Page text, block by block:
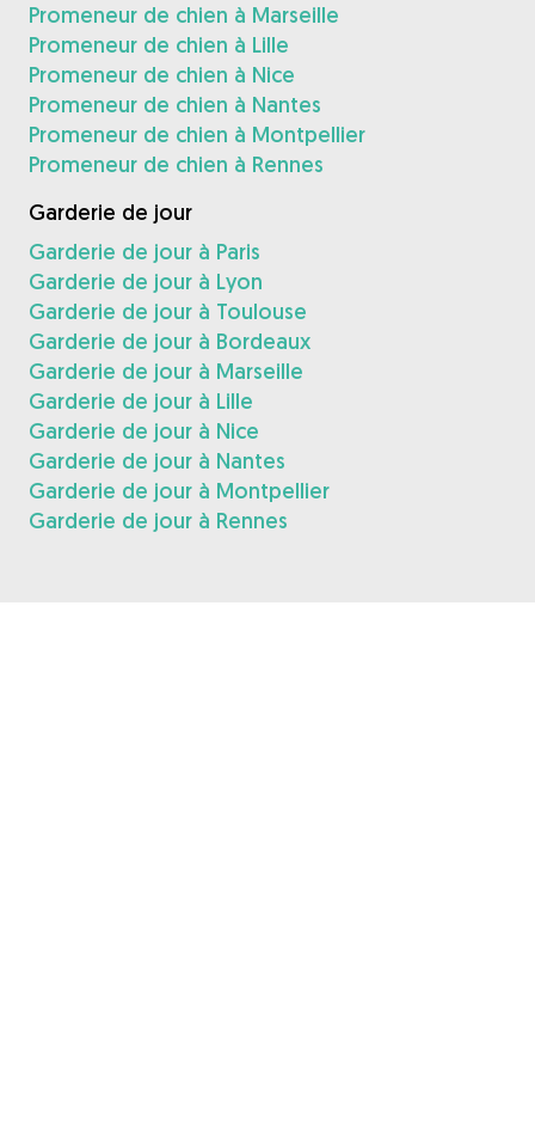
Promeneur de chien à Marseille
Promeneur de chien à Lille
Promeneur de chien à Nice
Promeneur de chien à Nantes
Promeneur de chien à Montpellier
Promeneur de chien à Rennes
Garderie de jour
Garderie de jour à Paris
Garderie de jour à Lyon
Garderie de jour à Toulouse
Garderie de jour à Bordeaux
Garderie de jour à Marseille
Garderie de jour à Lille
Garderie de jour à Nice
Garderie de jour à Nantes
Garderie de jour à Montpellier
Garderie de jour à Rennes